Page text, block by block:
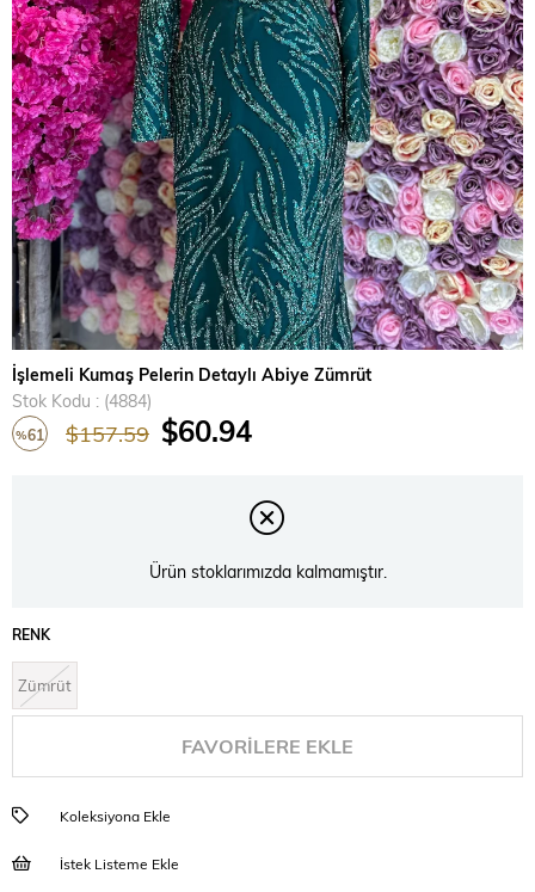
İşlemeli Kumaş Pelerin Detaylı Abiye Zümrüt
Stok Kodu
(4884)
%61 $157.59 $60.94
Ürün stoklarımızda kalmamıştır.
RENK
Zümrüt
FAVORILERE EKLE
Koleksiyona Ekle
İstek Listeme Ekle